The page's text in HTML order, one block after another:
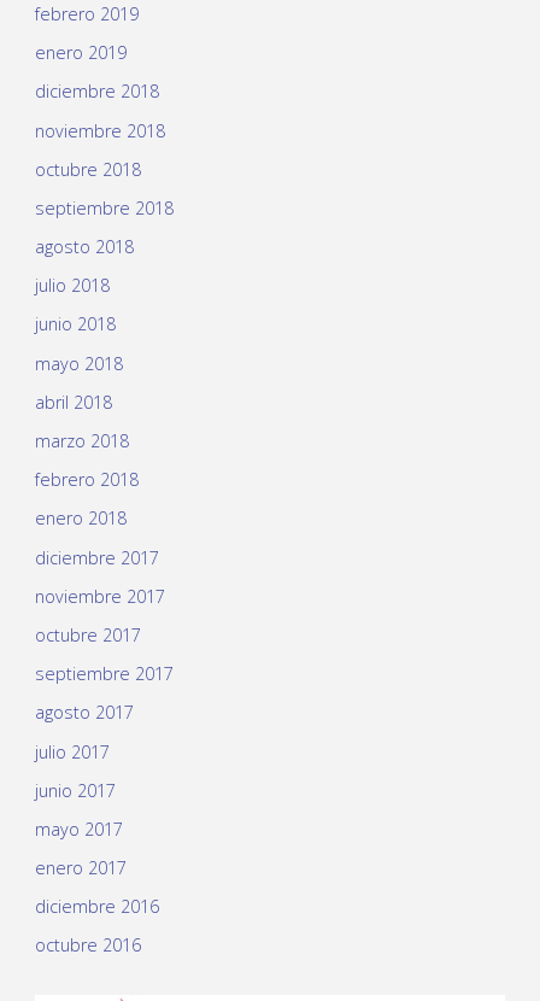
febrero 2019
enero 2019
diciembre 2018
noviembre 2018
octubre 2018
septiembre 2018
agosto 2018
julio 2018
junio 2018
mayo 2018
abril 2018
marzo 2018
febrero 2018
enero 2018
diciembre 2017
noviembre 2017
octubre 2017
septiembre 2017
agosto 2017
julio 2017
junio 2017
mayo 2017
enero 2017
diciembre 2016
octubre 2016